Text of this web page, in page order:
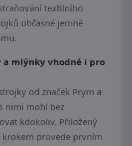
textilního
občasné jemné
a mlýnky vhodné i pro
od značek Prym a
nimi mohl bez
kdokoliv. Přiložený
provede prvním